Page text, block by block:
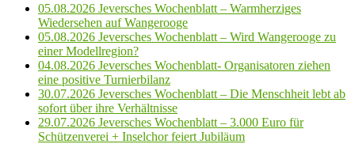
05.08.2026 Jeversches Wochenblatt – Warmherziges
Wiedersehen auf Wangerooge
05.08.2026 Jeversches Wochenblatt – Wird Wangerooge zu
einer Modellregion?
04.08.2026 Jeversches Wochenblatt- Organisatoren ziehen
eine positive Turnierbilanz
30.07.2026 Jeversches Wochenblatt – Die Menschheit lebt ab
sofort über ihre Verhältnisse
29.07.2026 Jeversches Wochenblatt – 3.000 Euro für
Schützenverei + Inselchor feiert Jubiläum